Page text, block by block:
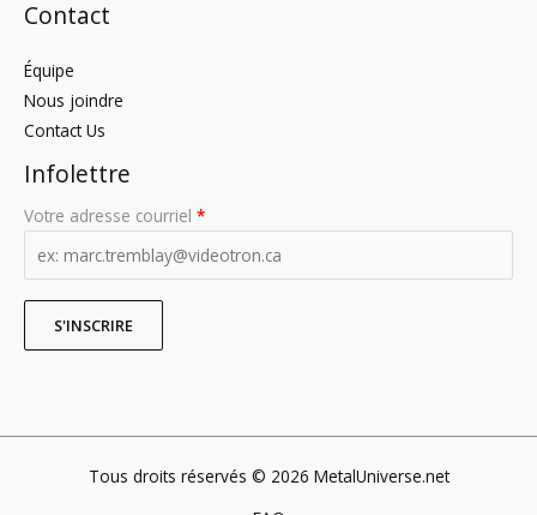
Contact
Équipe
Nous joindre
Contact Us
Infolettre
Votre adresse courriel *
Tous droits réservés © 2026 MetalUniverse.net